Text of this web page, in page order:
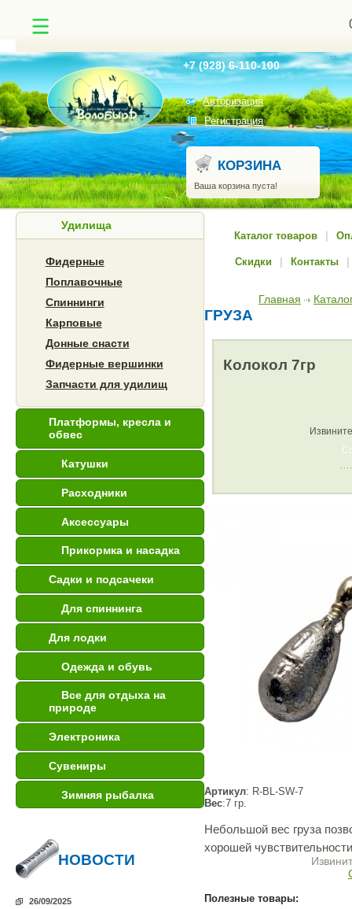
Авторизация
Регистрация
+7 (928) 6-110-100
КОРЗИНА
Ваша корзина пуста!
Удилища
Фидерные
Поплавочные
Спиннинги
Карповые
Донные снасти
Фидерные вершинки
Запчасти для удилищ
Платформы, кресла и
обвес
Катушки
Расходники
Аксессуары
Прикормка и насадка
Садки и подсачеки
Для спиннинга
Для лодки
Одежда и обувь
Все для отдыха на
природе
Электроника
Сувениры
Зимняя рыбалка
НОВОСТИ
26/09/2025
Каталог товаров
Скидки Контакты
ГРУЗА
Главная
Колокол 7гр
Артикул: R-BL-SW-7
Вес:7 гр.
Небольшой вес груза
хорошей
Полезные товары: